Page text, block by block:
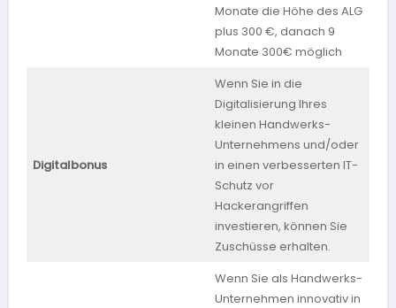
Monate die Höhe des ALG
plus 300 €, danach 9
Monate 300€ möglich
Digitalbonus
Wenn Sie in die
Digitalisierung Ihres
kleinen Handwerks-
Unternehmens und/oder
in einen verbesserten IT-
Schutz vor
Hackerangriffen
investieren, können Sie
Zuschüsse erhalten.
Wenn Sie als Handwerks-
Unternehmen innovativ in